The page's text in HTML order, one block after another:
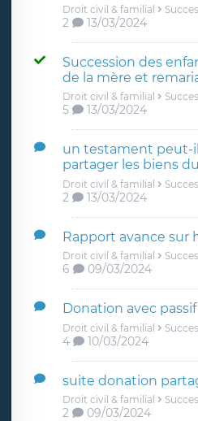
Droit civil & familial
2 13/03/2024
Succession des
de la mère et
Droit civil & familial
5 13/03/2024
un testament peut-
partager les biens
Droit civil & familial
2 13/03/2024
Rapport avance sur
Droit civil & familial
6 09/03/2024
Donation avec passif
Droit civil & familial
4 10/03/2024
suite donation
Droit civil & familial
2 09/03/2024